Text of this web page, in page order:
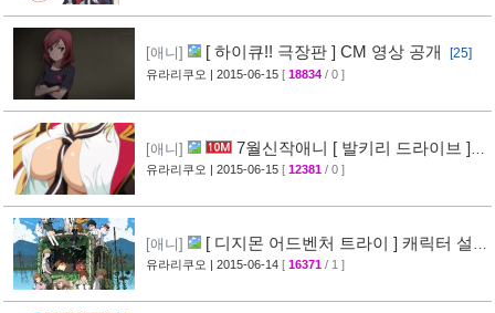
[애니] [ 하이큐!! 극장판 ] CM 영상 공개 [25]
유라리쿠오 | 2015-06-15 [ 18834 / 0 ]
[애니]
7월신작애니 [ 발키리 드라이브 ]
성우진 + 장면컷 공개 (VALKYRIE DRIVE
유라리쿠오 | 2015-06-15 [ 12381 / 0 ]
[애니]
[ 디지몬 어드벤처 트라이 ] 캐릭터 설
정화 공개
[65]
유라리쿠오 | 2015-06-14 [ 16371 / 1 ]